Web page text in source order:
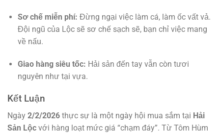
Sơ chế miễn phí: Đừng ngại việc làm cá, làm ốc vất vả.
Đội ngũ của Lộc sẽ sơ chế sạch sẽ, bạn chỉ việc mang
về nấu.
Giao hàng siêu tốc: Hải sản đến tay vẫn còn tươi
nguyên như tại vựa.
Kết Luận
Ngày 2/2/2026 thực sự là một ngày hội mua sắm tại Hải
Sản Lộc với hàng loạt mức giá “chạm đáy”. Từ Tôm Hùm